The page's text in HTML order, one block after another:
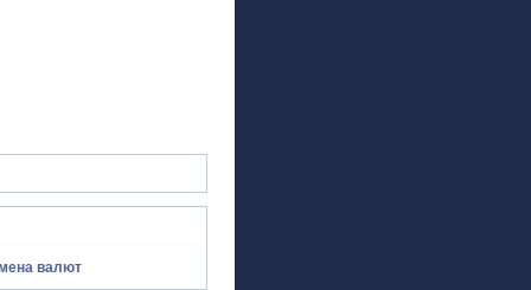
валют